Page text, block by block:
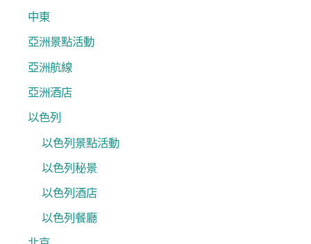
中東
亞洲景點活動
亞洲航線
亞洲酒店
以色列
以色列景點活動
以色列秘景
以色列酒店
以色列餐廳